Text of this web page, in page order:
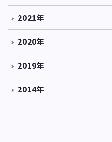
2021年
2020年
2019年
2014年